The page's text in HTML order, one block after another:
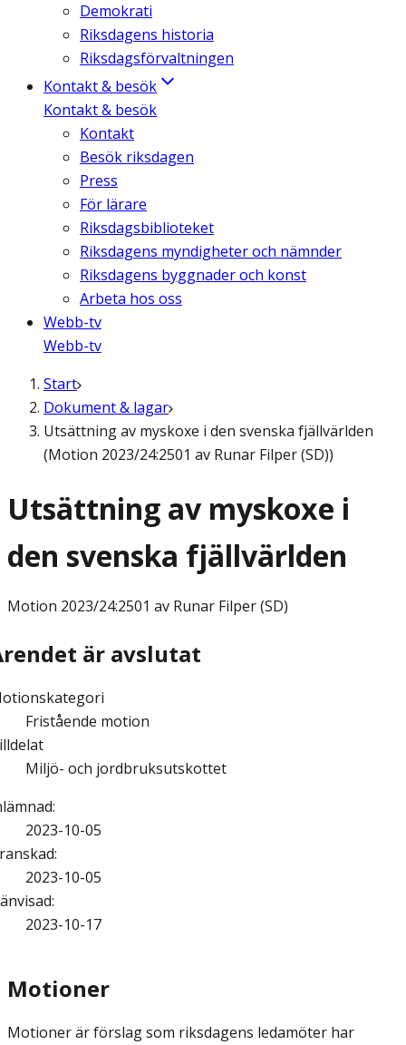
Demokrati
Riksdagens historia
Riksdagsförvaltningen
Kontakt & besök
Kontakt & besök
Kontakt
Besök riksdagen
Press
För lärare
Riksdagsbiblioteket
Riksdagens myndigheter och nämnder
Riksdagens byggnader och konst
Arbeta hos oss
Webb-tv
Webb-tv
Start
Dokument & lagar
Utsättning av myskoxe i den svenska fjällvärlden
(Motion 2023/24:2501 av Runar Filper (SD))
Utsättning av myskoxe i
den svenska fjällvärlden
Motion 2023/24:2501 av Runar Filper (SD)
är avslutat
Fristående motion
Miljö- och jordbruksutskottet
:
2023-10-05
:
2023-10-05
:
2023-10-17
Motioner
Motioner är förslag som riksdagens ledamöter har